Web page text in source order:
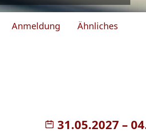
Anmeldung Ähnliches
31.05.2027 – bis